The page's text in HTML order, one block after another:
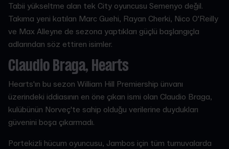
Tabii yükseltme alan tek City oyuncusu Semenyo değil.
Takıma yeni katılan Marc Guehi, Rayan Cherki, Nico O'Reilly
ve Max Alleyne de sezona yaptıkları güçlü başlangıçla
adlarından söz ettiren isimler.
Claudio Braga, Hearts
Hearts'ın bu sezon William Hill Premiership ünvanı
üzerindeki iddiasının en öne çıkan ismi olan Claudio Braga,
kulübünün Norveç'te sahip olduğu verilerine duydukları
güvenini boşa çıkarmadı.
Portekizli hücum oyuncusu, Jambos için tüm turnuvalarda